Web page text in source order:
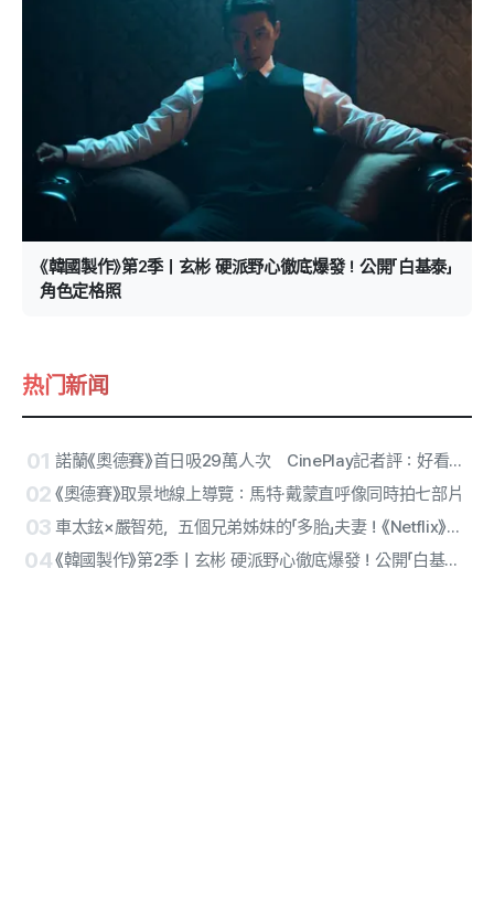
《韓國製作》第2季｜玄彬 硬派野心徹底爆發！公開「白基泰」
角色定格照
热门新闻
01 諾蘭《奧德賽》首日吸29萬人次 CinePlay記者評：好看也反戰
02 《奧德賽》取景地線上導覽：馬特·戴蒙直呼像同時拍七部片
03 車太鉉×嚴智苑，五個兄弟姊妹的「多胎」夫妻！《Netflix》電影《復職警察》製作確定
04 《韓國製作》第2季｜玄彬 硬派野心徹底爆發！公開「白基泰」角色定格照